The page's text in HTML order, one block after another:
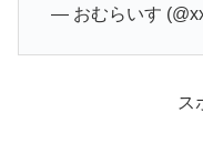
— おむらいす
ス